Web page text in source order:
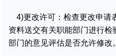
4)更改许可：检查更改申请
资料送交有关职能部门进行
部门的意见评估是否允许修改。